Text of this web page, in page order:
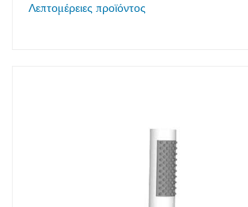
Λεπτομέρειες προϊόντος